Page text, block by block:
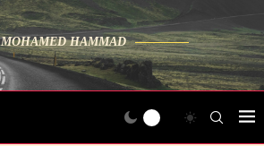
MOHAMED HAMMAD